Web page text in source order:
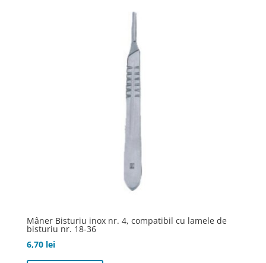
Mâner Bisturiu inox nr. 4, compatibil cu lamele de
bisturiu nr. 18-36
6,70 lei